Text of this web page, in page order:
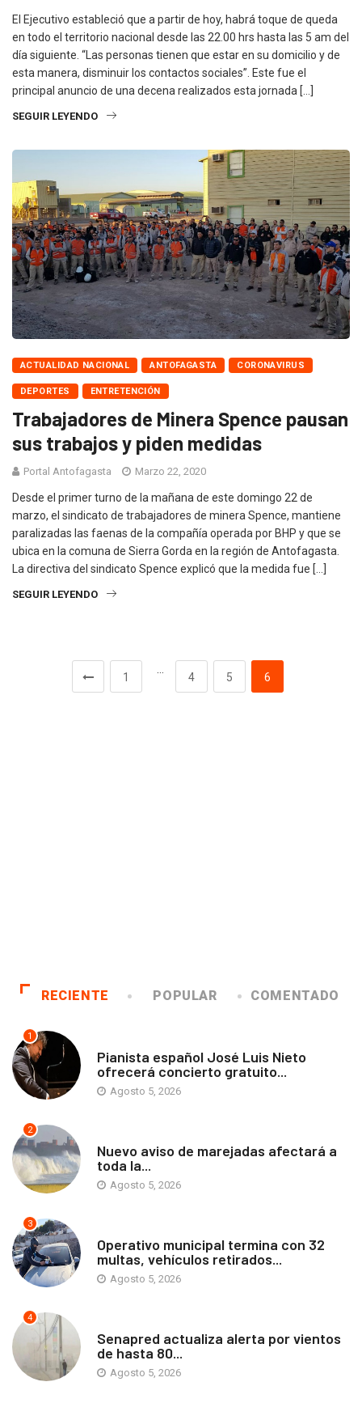
El Ejecutivo estableció que a partir de hoy, habrá toque de queda
en todo el territorio nacional desde las 22.00 hrs hasta las 5 am del
día siguiente. “Las personas tienen que estar en su domicilio y de
esta manera, disminuir los contactos sociales”. Este fue el
principal anuncio de una decena realizados esta jornada […]
SEGUIR LEYENDO
ACTUALIDAD NACIONAL ANTOFAGASTA CORONAVIRUS
DEPORTES ENTRETENCIÓN
Trabajadores de Minera Spence pausan
sus trabajos y piden medidas
Portal Antofagasta Marzo 22, 2020
Desde el primer turno de la mañana de este domingo 22 de
marzo, el sindicato de trabajadores de minera Spence, mantiene
paralizadas las faenas de la compañía operada por BHP y que se
ubica en la comuna de Sierra Gorda en la región de Antofagasta.
La directiva del sindicato Spence explicó que la medida fue […]
SEGUIR LEYENDO
1 4 5 6
RECIENTE POPULAR COMENTADO
1
Pianista español José Luis Nieto
ofrecerá concierto gratuito...
Agosto 5, 2026
2
Nuevo aviso de marejadas afectará a
toda la...
Agosto 5, 2026
3
Operativo municipal termina con 32
multas, vehículos retirados...
Agosto 5, 2026
4
Senapred actualiza alerta por vientos
de hasta 80...
Agosto 5, 2026